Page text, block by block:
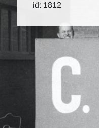
id: 1812